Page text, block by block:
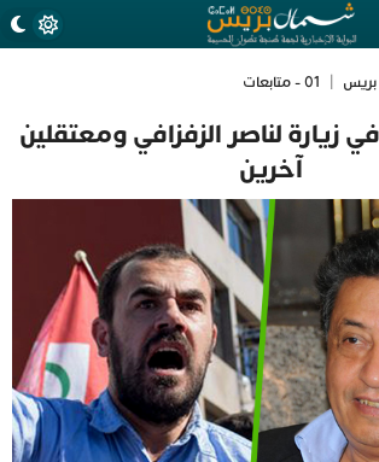
01 - متابعات
زيارة لناصر الزفزافي ومعتقلين
آخرين